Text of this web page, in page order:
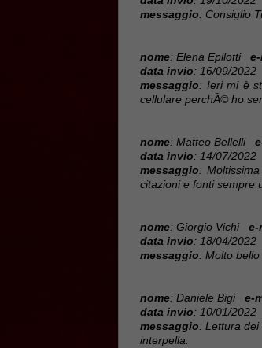
messaggio: Consiglio
nome: Elena Epilotti
data invio: 16/09/2022
messaggio: Ieri mi è
cellulare perchÃ© ho
nome: Matteo Bellelli
data invio: 14/07/2022
messaggio:
citazioni e fonti sempre
nome: Giorgio Vichi e-
data invio: 18/04/2022
messaggio: Molto
nome: Daniele Bigi e-
data invio: 10/01/2022
messaggio: Lettura dei
interpella.